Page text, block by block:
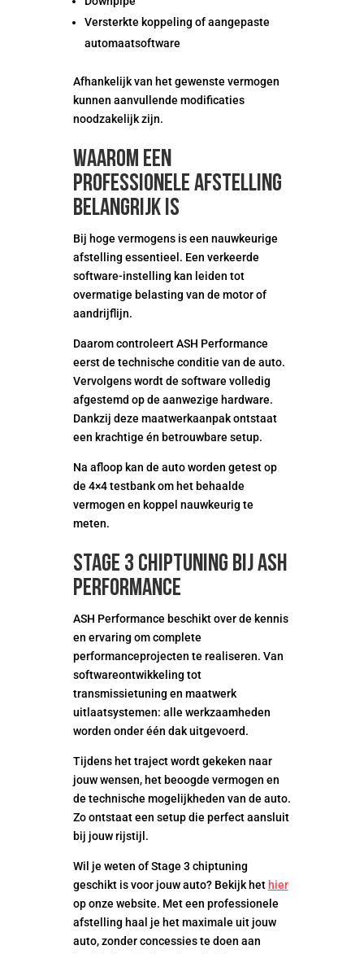
Versterkte koppeling of aangepaste
automaatsoftware
Afhankelijk van het gewenste vermogen
kunnen aanvullende modificaties
noodzakelijk zijn.
Waarom een
professionele afstelling
belangrijk is
Bij hoge vermogens is een nauwkeurige
afstelling essentieel. Een verkeerde
software-instelling kan leiden tot
overmatige belasting van de motor of
aandrijflijn.
Daarom controleert ASH Performance
eerst de technische conditie van de auto.
Vervolgens wordt de software volledig
afgestemd op de aanwezige hardware.
Dankzij deze maatwerkaanpak ontstaat
een krachtige én betrouwbare setup.
Na afloop kan de auto worden getest op
de 4×4 testbank om het behaalde
vermogen en koppel nauwkeurig te
meten.
Stage 3 chiptuning bij ASH
Performance
ASH Performance beschikt over de kennis
en ervaring om complete
performanceprojecten te realiseren. Van
softwareontwikkeling tot
transmissietuning en maatwerk
uitlaatsystemen: alle werkzaamheden
worden onder één dak uitgevoerd.
Tijdens het traject wordt gekeken naar
jouw wensen, het beoogde vermogen en
de technische mogelijkheden van de auto.
Zo ontstaat een setup die perfect aansluit
bij jouw rijstijl.
Wil je weten of Stage 3 chiptuning
geschikt is voor jouw auto? Bekijk het hier
op onze website. Met een professionele
afstelling haal je het maximale uit jouw
auto, zonder concessies te doen aan